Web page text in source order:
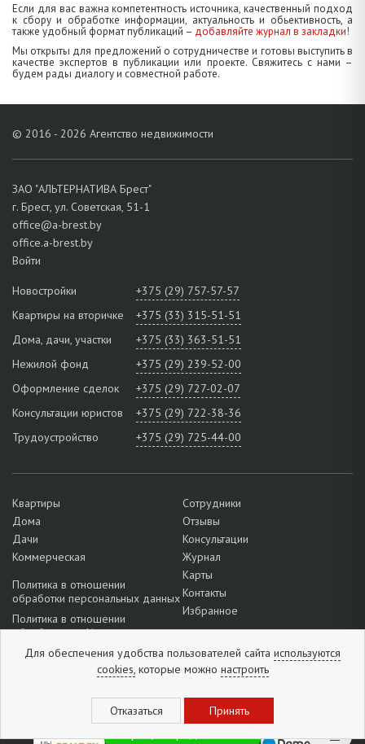
Если для вас важна компетентность источника, качественный подход
к сбору и обработке информации, актуальность и обьективность, а
также удобный формат публикаций – добавляйте журнал в закладки!
Мы открыты для предложений о сотрудничестве и готовы выступить в
качестве экспертов в публикации или проекте. Свяжитесь с нами –
будем рады диалогу и совместной работе.
© 2016 - 2026 Агентство недвижимости
ЗАО "АЛЬТЕРНАТИВА Брест"
г. Брест, ул. Советская, 51-1
office@a-brest.by
office.a-brest.by
Войти
Новостройки
+375 (29) 757-57-57
Квартиры на вторичке
+375 (33) 315-51-51
Дома, дачи, участки
+375 (33) 363-51-51
Нежилой фонд
+375 (29) 239-52-00
Оформление сделок
+375 (29) 727-02-07
Консультации юристов
+375 (29) 722-38-36
Трудоустройство
+375 (29) 725-44-00
Квартиры
Дома
Дачи
Коммерческая
Политика в отношении
обработки персональных данных
Политика в отношении
обработки cookie
Подробнее о настройках файлов
Сотрудники
Отзывы
Консультации
Журнал
Карты
Контакты
Избранное
Отзывы: 5из 1296 отзывов
Для обеспечения удобства пользователей сайта используются
cookies,которые можно настроить